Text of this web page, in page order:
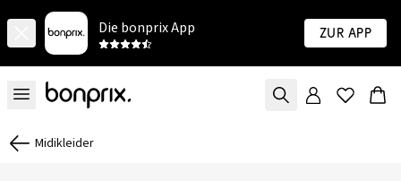
Die bonprix App Zur App
Midikleider